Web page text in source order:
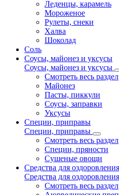
Леденцы, карамель
Мороженое
Рулеты, снеки
Халва
Шоколад
Соль
Соусы, майонез и уксусы
Соусы, майонез и уксусы
Смотреть весь раздел
Майонез
Пасты, пиккули
Соусы, заправки
Уксусы
Специи, приправы
Специи, приправы
Смотреть весь раздел
Специи, пряности
Сушеные овощи
Средства для
Средства для
Смотреть весь раздел